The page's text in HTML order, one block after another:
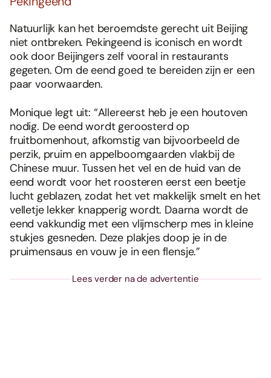
Natuurlijk kan het beroemdste gerecht uit Beijing
niet ontbreken. Pekingeend is iconisch en wordt
ook door Beijingers zelf vooral in restaurants
gegeten. Om de eend goed te bereiden zijn er een
paar voorwaarden.
Monique legt uit: “Allereerst heb je een houtoven
nodig. De eend wordt geroosterd op
fruitbomenhout, afkomstig van bijvoorbeeld de
perzik, pruim en appelboomgaarden vlakbij de
Chinese muur. Tussen het vel en de huid van de
eend wordt voor het roosteren eerst een beetje
lucht geblazen, zodat het vet makkelijk smelt en het
velletje lekker knapperig wordt. Daarna wordt de
eend vakkundig met een vlijmscherp mes in kleine
stukjes gesneden. Deze plakjes doop je in de
pruimensaus en vouw je in een flensje.”
Lees verder na de advertentie